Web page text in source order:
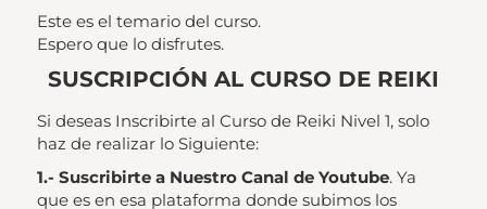
Este es el temario del curso.
Espero que lo disfrutes.
SUSCRIPCIÓN AL CURSO DE REIKI
Si deseas Inscribirte al Curso de Reiki Nivel 1, solo
haz de realizar lo Siguiente:
1.- Suscribirte a Nuestro Canal de Youtube. Ya
que es en esa plataforma donde subimos los